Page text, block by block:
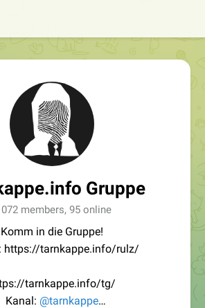
Gruppe
members, 95 online
Komm in die Gruppe!
https://tarnkappe.info/rulz/
tarnkappe.info/tg/
Kanal: @tarnkappe